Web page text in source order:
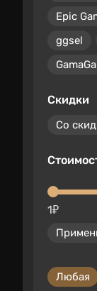
Epic
ggsel
Скидки
Со
1₽
Любая